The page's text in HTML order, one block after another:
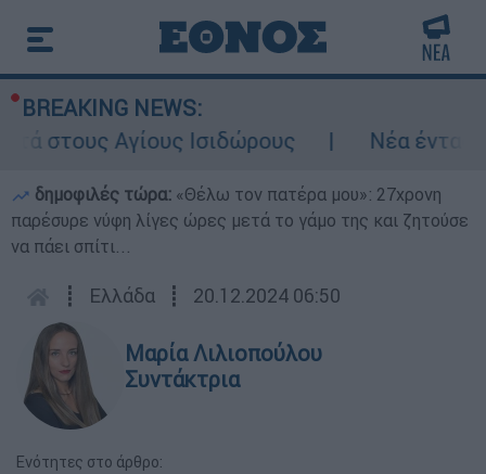
BREAKING NEWS:
Αγίους Ισιδώρους
Νέα ένταση στα
δημοφιλές τώρα: «Θέλω τον πατέρα μου»: 27χρονη
παρέσυρε νύφη λίγες ώρες μετά το γάμο της και ζητούσε
να πάει σπίτι...
┋ Ελλάδα ┋ 20.12.2024 06:50
Μαρία Λιλιοπούλου
Συντάκτρια
Ενότητες στο άρθρο: